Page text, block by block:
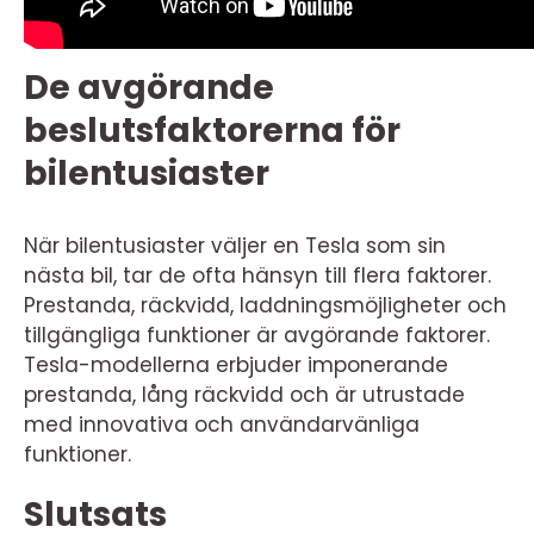
De avgörande
beslutsfaktorerna för
bilentusiaster
När bilentusiaster väljer en Tesla som sin
nästa bil, tar de ofta hänsyn till flera faktorer.
Prestanda, räckvidd, laddningsmöjligheter och
tillgängliga funktioner är avgörande faktorer.
Tesla-modellerna erbjuder imponerande
prestanda, lång räckvidd och är utrustade
med innovativa och användarvänliga
funktioner.
Slutsats